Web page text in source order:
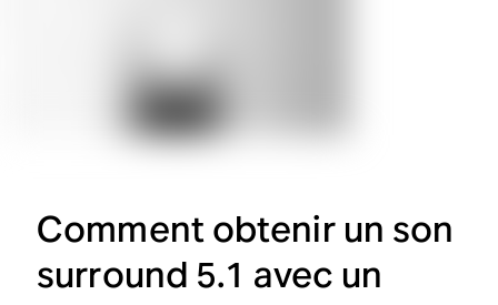
Comment obtenir un son
surround 5.1 avec un